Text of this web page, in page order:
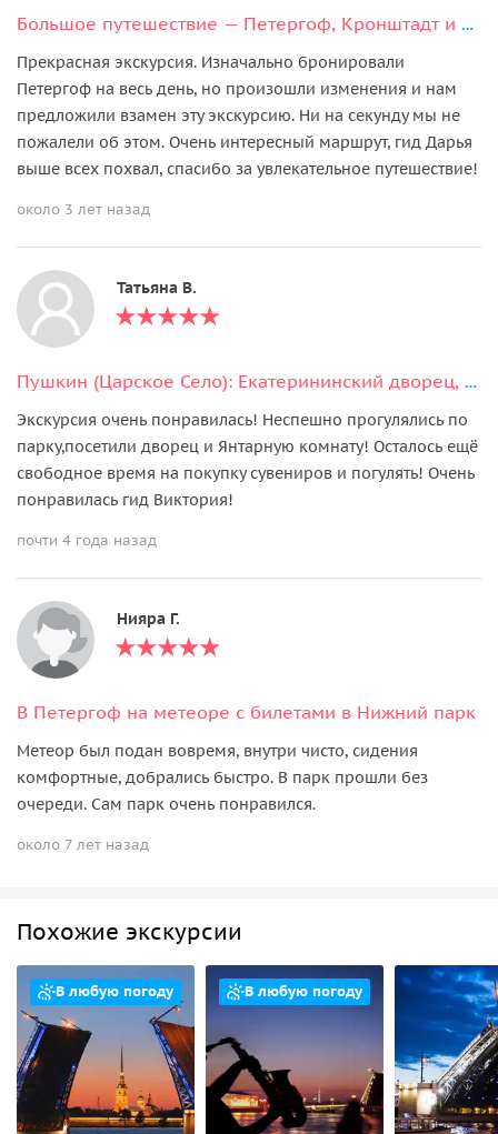
Большое путешествие — Петергоф, Кронштадт и форт Константин
Прекрасная экскурсия. Изначально бронировали
Петергоф на весь день, но произошли изменения и нам
предложили взамен эту экскурсию. Ни на секунду мы не
пожалели об этом. Очень интересный маршрут, гид Дарья
выше всех похвал, спасибо за увлекательное путешествие!
около 3 лет назад
Татьяна В.
Пушкин (Царское Село): Екатерининский дворец, парк и Янтарная комната
Экскурсия очень понравилась! Неспешно прогулялись по
парку,посетили дворец и Янтарную комнату! Осталось ещё
свободное время на покупку сувениров и погулять! Очень
понравилась гид Виктория!
почти 4 года назад
Нияра Г.
В Петергоф на метеоре с билетами в Нижний парк
Метеор был подан вовремя, внутри чисто, сидения
комфортные, добрались быстро. В парк прошли без
очереди. Сам парк очень понравился.
около 7 лет назад
Похожие экскурсии
В любую погоду В любую погоду